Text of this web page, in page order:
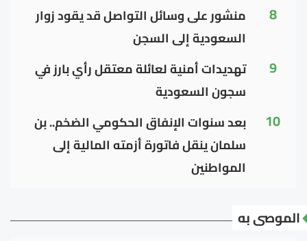
8
منشور على وسائل التواصل قد يقود زوار
السعودية إلى السجن
9
تهديدات أمنية لعائلة معتقل رأي بارز في
سجون السعودية
10
بعد سنوات الإنفاق الحكومي الضخم.. بن
سلمان ينقل فاتورة أزمته المالية إلى
المواطنين
الموصى به